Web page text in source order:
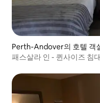
Perth-Andover의 호텔 객
패스살라 인 - 퀸사이즈 침